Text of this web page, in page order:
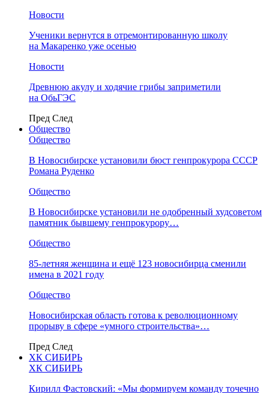
Новости
Ученики вернутся в отремонтированную школу
на Макаренко уже осенью
Новости
Древнюю акулу и ходячие грибы заприметили
на ОбьГЭС
Пред След
Общество
Общество
В Новосибирске установили бюст генпрокурора СССР
Романа Руденко
Общество
В Новосибирске установили не одобренный худсоветом
памятник бывшему генпрокурору…
Общество
85-летняя женщина и ещё 123 новосибирца сменили
имена в 2021 году
Общество
Новосибирская область готова к революционному
прорыву в сфере «умного строительства»…
Пред След
ХК СИБИРЬ
ХК СИБИРЬ
Кирилл Фастовский: «Мы формируем команду точечно